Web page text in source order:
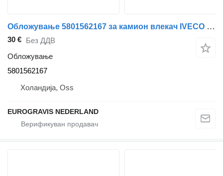
Обложување 5801562167 за камион влекач IVECO Stralis
30 € Без ДДВ
Обложување
5801562167
Холандија, Oss
EUROGRAVIS NEDERLAND